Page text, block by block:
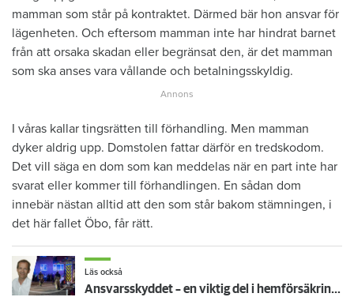
mamman som står på kontraktet. Därmed bär hon ansvar för
lägenheten. Och eftersom mamman inte har hindrat barnet
från att orsaka skadan eller begränsat den, är det mamman
som ska anses vara vållande och betalningsskyldig.
I våras kallar tingsrätten till förhandling. Men mamman
dyker aldrig upp. Domstolen fattar därför en tredskodom.
Det vill säga en dom som kan meddelas när en part inte har
svarat eller kommer till förhandlingen. En sådan dom
innebär nästan alltid att den som står bakom stämningen, i
det här fallet Öbo, får rätt.
Läs också
Ansvarsskyddet – en viktig del i hemförsäkringen